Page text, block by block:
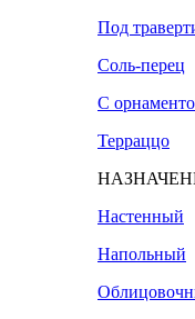
Под
Соль-перец
С
Терраццо
Настенный
Напольный